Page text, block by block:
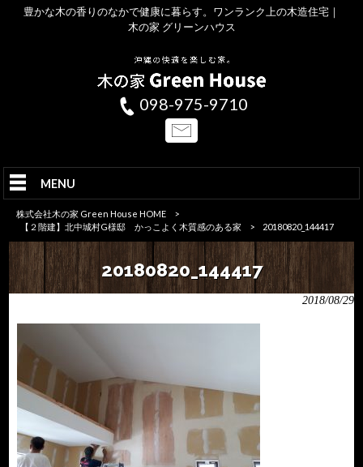
豊かな木の香りのなかで健康に暮らす。ワンランク上の木造住宅｜
木の家 グリーンハウス
098-975-9710
MENU
株式会社木の家 Green House HOME
>
【２階建】北中城村G様邸 かっこよく木質感のある家
> 20180820_144417
20180820_144417
2018/08/29